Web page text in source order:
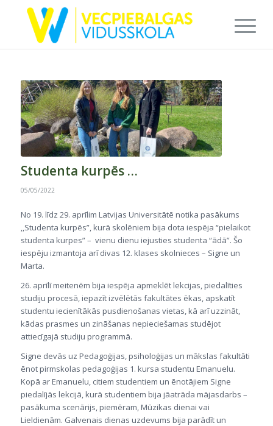
Studenta kurpēs …
05/05/2022
No 19. līdz 29. aprīlim Latvijas Universitātē notika pasākums
,,Studenta kurpēs”, kurā skolēniem bija dota iespēja “pielaikot
studenta kurpes” – vienu dienu iejusties studenta “ādā”. Šo
iespēju izmantoja arī divas 12. klases skolnieces – Signe un
Marta.
26. aprīlī meitenēm bija iespēja apmeklēt lekcijas, piedalīties
studiju procesā, iepazīt izvēlētās fakultātes ēkas, apskatīt
studentu iecienītākās pusdienošanas vietas, kā arī uzzināt,
kādas prasmes un zināšanas nepieciešamas studējot
attiecīgajā studiju programmā.
Signe devās uz Pedagoģijas, psiholoģijas un mākslas fakultāti
ēnot pirmskolas pedagoģijas 1. kursa studentu Emanuelu.
Kopā ar Emanuelu, citiem studentiem un ēnotājiem Signe
piedalījās lekcijā, kurā studentiem bija jāatrāda mājasdarbs –
pasākuma scenārijs, piemēram, Mūzikas dienai vai
Lieldienām. Galvenais dienas uzdevums bija parādīt un